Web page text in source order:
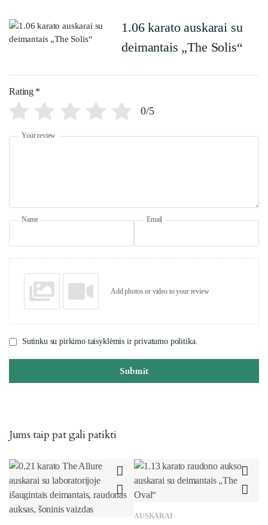
1.06 karato auskarai su
deimantais „The Solis“
Rating *
0/5
Your review
Name Email
Add photos or video to your review
Sutinku su pirkimo taisyklėmis ir privatumo politika.
Submit
Jums taip pat gali patikti
AUSKARAI